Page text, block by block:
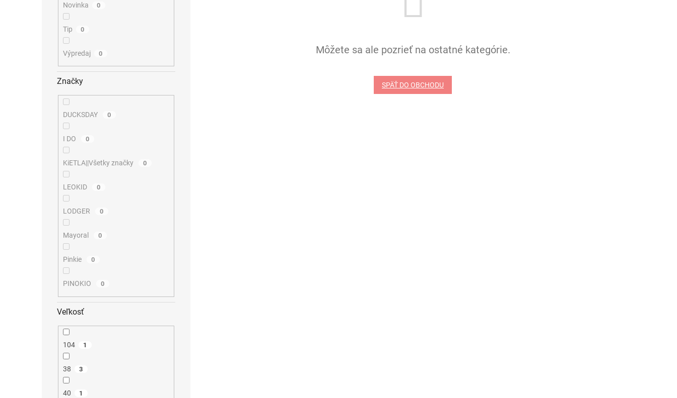
Novinka 0
Tip 0
Výpredaj 0
Značky
DUCKSDAY 0
I DO 0
KiETLA||Všetky značky 0
LEOKID 0
LODGER 0
Mayoral 0
Pinkie 0
PINOKIO 0
Veľkosť
104 1
38 3
40 1
Môžete sa ale pozrieť na ostatné kategórie.
SPÄŤ DO OBCHODU